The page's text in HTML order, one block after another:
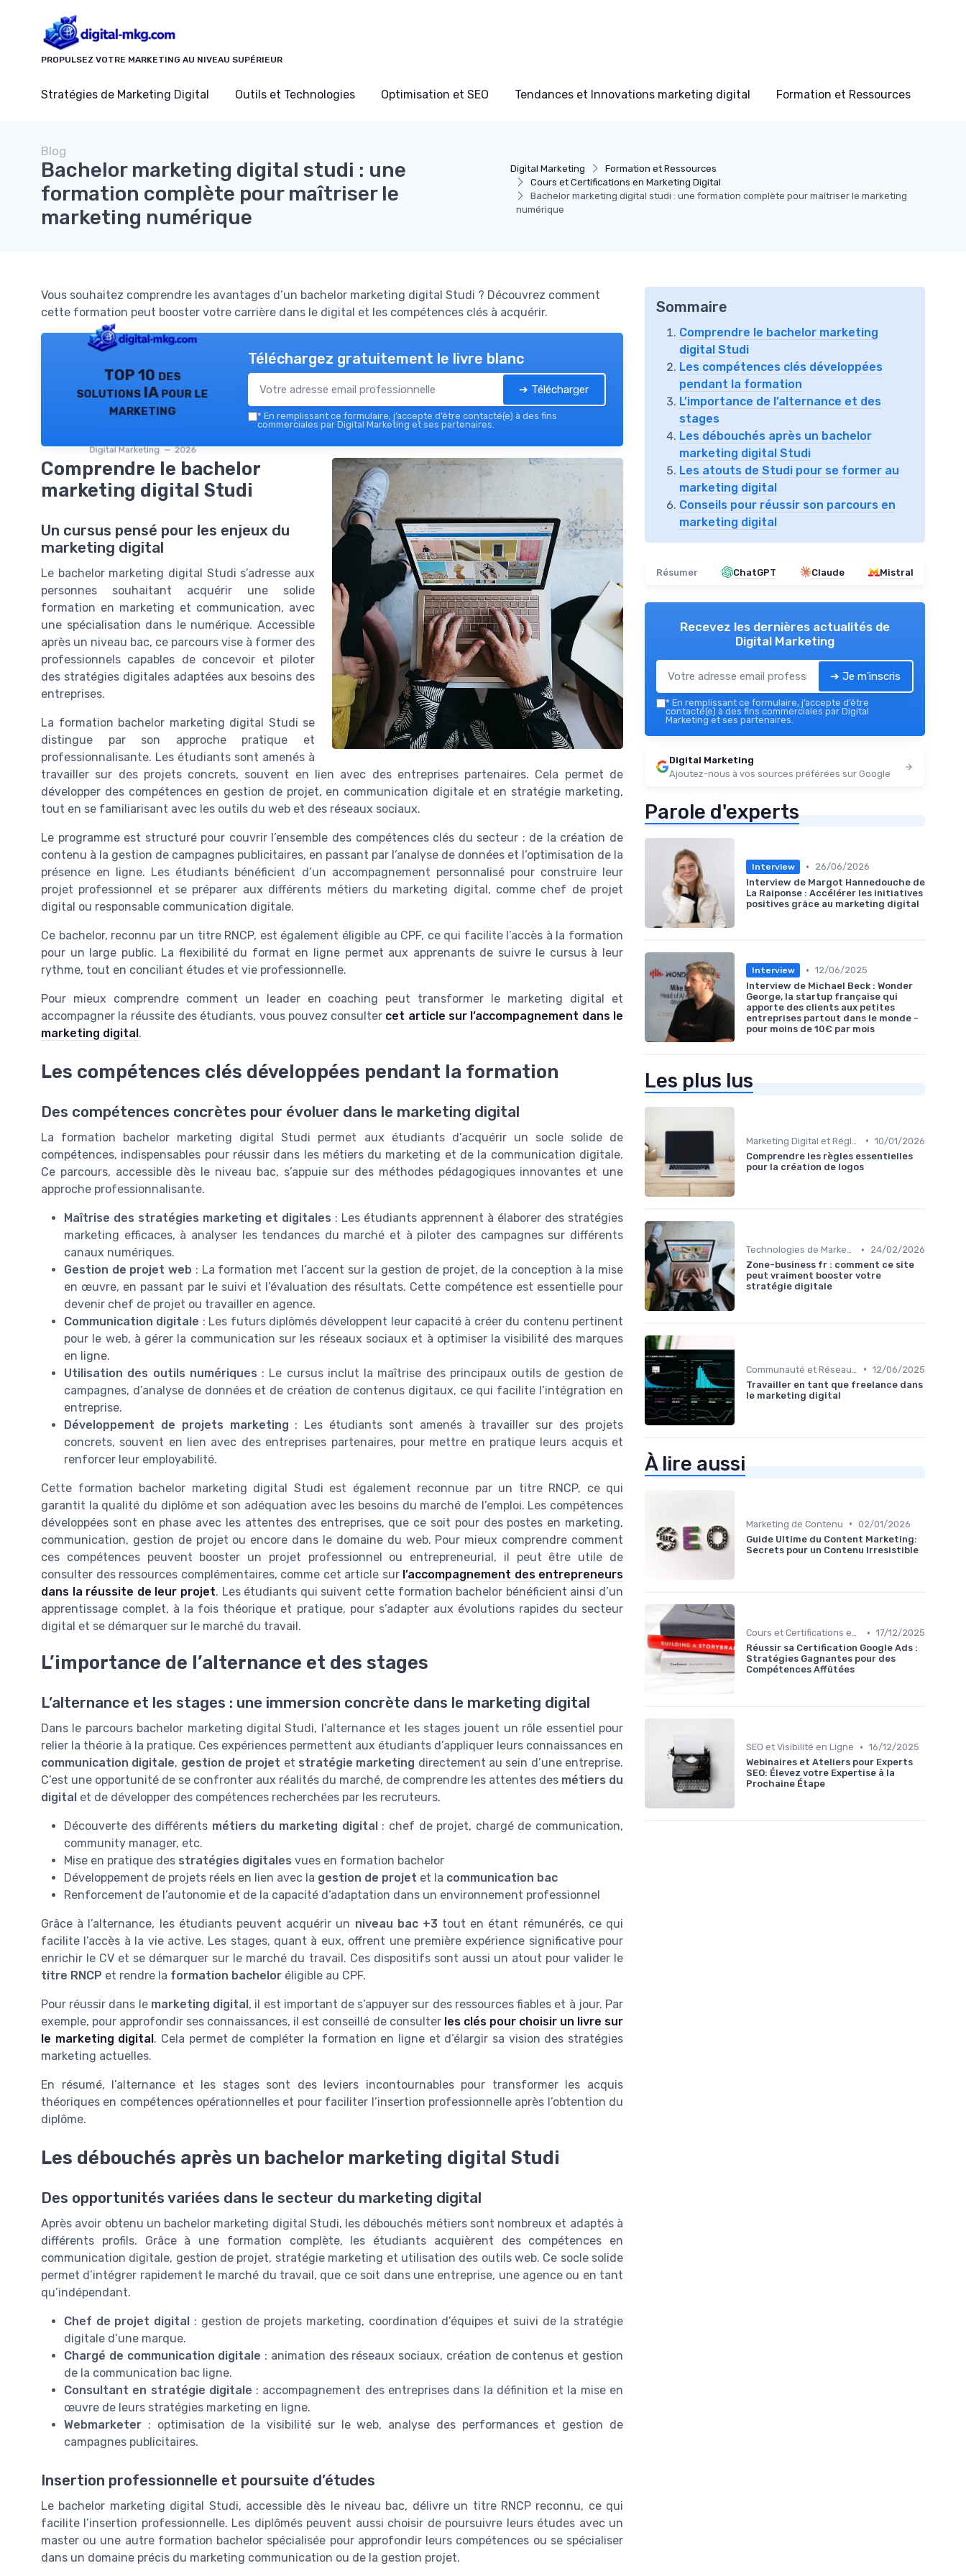
PROPULSEZ VOTRE MARKETING AU NIVEAU SUPÉRIEUR
Stratégies de Marketing Digital Outils et Technologies Optimisation et SEO Tendances et Innovations marketing digital Formation et Ressources
Digital Marketing
Formation et Ressources
Cours et Certifications en Marketing Digital
Bachelor marketing digital studi : une formation complète pour maîtriser le marketing
numérique
Blog
Bachelor marketing digital studi : une
formation complète pour maîtriser le
marketing numérique
Vous souhaitez comprendre les avantages d’un bachelor marketing digital Studi ? Découvrez comment
cette formation peut booster votre carrière dans le digital et les compétences clés à acquérir.
TOP 10 des
solutions IA pour le
marketing
Digital Marketing — 2026
Téléchargez gratuitement le livre blanc
➔ Télécharger
* En remplissant ce formulaire, j’accepte d’être contacté(e) à des fins
commerciales par Digital Marketing et ses partenaires.
Comprendre le bachelor
marketing digital Studi
Un cursus pensé pour les enjeux du
marketing digital
Le bachelor marketing digital Studi s’adresse aux
personnes souhaitant acquérir une solide
formation en marketing et communication, avec
une spécialisation dans le numérique. Accessible
après un niveau bac, ce parcours vise à former des
professionnels capables de concevoir et piloter
des stratégies digitales adaptées aux besoins des
entreprises.
La formation bachelor marketing digital Studi se
distingue par son approche pratique et
professionnalisante. Les étudiants sont amenés à
travailler sur des projets concrets, souvent en lien avec des entreprises partenaires. Cela permet de
développer des compétences en gestion de projet, en communication digitale et en stratégie marketing,
tout en se familiarisant avec les outils du web et des réseaux sociaux.
Le programme est structuré pour couvrir l’ensemble des compétences clés du secteur : de la création de
contenu à la gestion de campagnes publicitaires, en passant par l’analyse de données et l’optimisation de la
présence en ligne. Les étudiants bénéficient d’un accompagnement personnalisé pour construire leur
projet professionnel et se préparer aux différents métiers du marketing digital, comme chef de projet
digital ou responsable communication digitale.
Ce bachelor, reconnu par un titre RNCP, est également éligible au CPF, ce qui facilite l’accès à la formation
pour un large public. La flexibilité du format en ligne permet aux apprenants de suivre le cursus à leur
rythme, tout en conciliant études et vie professionnelle.
Pour mieux comprendre comment un leader en coaching peut transformer le marketing digital et
accompagner la réussite des étudiants, vous pouvez consulter cet article sur l’accompagnement dans le
marketing digital.
Les compétences clés développées pendant la formation
Des compétences concrètes pour évoluer dans le marketing digital
La formation bachelor marketing digital Studi permet aux étudiants d’acquérir un socle solide de
compétences, indispensables pour réussir dans les métiers du marketing et de la communication digitale.
Ce parcours, accessible dès le niveau bac, s’appuie sur des méthodes pédagogiques innovantes et une
approche professionnalisante.
Maîtrise des stratégies marketing et digitales : Les étudiants apprennent à élaborer des stratégies
marketing efficaces, à analyser les tendances du marché et à piloter des campagnes sur différents
canaux numériques.
Gestion de projet web : La formation met l’accent sur la gestion de projet, de la conception à la mise
en œuvre, en passant par le suivi et l’évaluation des résultats. Cette compétence est essentielle pour
devenir chef de projet ou travailler en agence.
Communication digitale : Les futurs diplômés développent leur capacité à créer du contenu pertinent
pour le web, à gérer la communication sur les réseaux sociaux et à optimiser la visibilité des marques
en ligne.
Utilisation des outils numériques : Le cursus inclut la maîtrise des principaux outils de gestion de
campagnes, d’analyse de données et de création de contenus digitaux, ce qui facilite l’intégration en
entreprise.
Développement de projets marketing : Les étudiants sont amenés à travailler sur des projets
concrets, souvent en lien avec des entreprises partenaires, pour mettre en pratique leurs acquis et
renforcer leur employabilité.
Cette formation bachelor marketing digital Studi est également reconnue par un titre RNCP, ce qui
garantit la qualité du diplôme et son adéquation avec les besoins du marché de l’emploi. Les compétences
développées sont en phase avec les attentes des entreprises, que ce soit pour des postes en marketing,
communication, gestion de projet ou encore dans le domaine du web. Pour mieux comprendre comment
ces compétences peuvent booster un projet professionnel ou entrepreneurial, il peut être utile de
consulter des ressources complémentaires, comme cet article sur l’accompagnement des entrepreneurs
dans la réussite de leur projet. Les étudiants qui suivent cette formation bachelor bénéficient ainsi d’un
apprentissage complet, à la fois théorique et pratique, pour s’adapter aux évolutions rapides du secteur
digital et se démarquer sur le marché du travail.
L’importance de l’alternance et des stages
L’alternance et les stages : une immersion concrète dans le marketing digital
Dans le parcours bachelor marketing digital Studi, l’alternance et les stages jouent un rôle essentiel pour
relier la théorie à la pratique. Ces expériences permettent aux étudiants d’appliquer leurs connaissances en
communication digitale, gestion de projet et stratégie marketing directement au sein d’une entreprise.
C’est une opportunité de se confronter aux réalités du marché, de comprendre les attentes des métiers du
digital et de développer des compétences recherchées par les recruteurs.
Découverte des différents métiers du marketing digital: chef de projet, chargé de communication,
community manager, etc.
Mise en pratique des stratégies digitales vues en formation bachelor
Développement de projets réels en lien avec la gestion de projet et la communication bac
Renforcement de l’autonomie et de la capacité d’adaptation dans un environnement professionnel
Grâce à l’alternance, les étudiants peuvent acquérir un niveau bac +3 tout en étant rémunérés, ce qui
facilite l’accès à la vie active. Les stages, quant à eux, offrent une première expérience significative pour
enrichir le CV et se démarquer sur le marché du travail. Ces dispositifs sont aussi un atout pour valider le
titre RNCP et rendre la formation bachelor éligible au CPF.
Pour réussir dans le marketing digital, il est important de s’appuyer sur des ressources fiables et à jour. Par
exemple, pour approfondir ses connaissances, il est conseillé de consulter les clés pour choisir un livre sur
le marketing digital. Cela permet de compléter la formation en ligne et d’élargir sa vision des stratégies
marketing actuelles.
En résumé, l’alternance et les stages sont des leviers incontournables pour transformer les acquis
théoriques en compétences opérationnelles et pour faciliter l’insertion professionnelle après l’obtention du
diplôme.
Les débouchés après un bachelor marketing digital Studi
Des opportunités variées dans le secteur du marketing digital
Après avoir obtenu un bachelor marketing digital Studi, les débouchés métiers sont nombreux et adaptés à
différents profils. Grâce à une formation complète, les étudiants acquièrent des compétences en
communication digitale, gestion de projet, stratégie marketing et utilisation des outils web. Ce socle solide
permet d’intégrer rapidement le marché du travail, que ce soit dans une entreprise, une agence ou en tant
qu’indépendant.
Chef de projet digital : gestion de projets marketing, coordination d’équipes et suivi de la stratégie
digitale d’une marque.
Chargé de communication digitale : animation des réseaux sociaux, création de contenus et gestion
de la communication bac ligne.
Consultant en stratégie digitale : accompagnement des entreprises dans la définition et la mise en
œuvre de leurs stratégies marketing en ligne.
Webmarketer : optimisation de la visibilité sur le web, analyse des performances et gestion de
campagnes publicitaires.
Insertion professionnelle et poursuite d’études
Le bachelor marketing digital Studi, accessible dès le niveau bac, délivre un titre RNCP reconnu, ce qui
facilite l’insertion professionnelle. Les diplômés peuvent aussi choisir de poursuivre leurs études avec un
master ou une autre formation bachelor spécialisée pour approfondir leurs compétences ou se spécialiser
dans un domaine précis du marketing communication ou de la gestion projet.
Sommaire
Comprendre le bachelor marketing
digital Studi
Les compétences clés développées
pendant la formation
L’importance de l’alternance et des
stages
Les débouchés après un bachelor
marketing digital Studi
Les atouts de Studi pour se former au
marketing digital
Conseils pour réussir son parcours en
marketing digital
Résumer ChatGPT Claude Mistral
Recevez les dernières actualités de
Digital Marketing
➔ Je m'inscris
* En remplissant ce formulaire, j’accepte d’être
contacté(e) à des fins commerciales par Digital
Marketing et ses partenaires.
Digital Marketing
Ajoutez-nous à vos sources préférées sur Google
Parole d'experts
Interview •
26/06/2026
Interview de Margot Hannedouche de
La Raiponse : Accélérer les initiatives
positives grâce au marketing digital
Interview • 12/06/2025
Interview de Michael Beck : Wonder
George, la startup française qui
apporte des clients aux petites
entreprises partout dans le monde -
pour moins de 10€ par mois
Les plus lus
• 10/01/2026
Comprendre les règles essentielles
pour la création de logos
Technologies de Marketing Digital •
24/02/2026
Zone-business fr : comment ce site
peut vraiment booster votre
stratégie digitale
• 12/06/2025
Travailler en tant que freelance dans
le marketing digital
À lire aussi
Marketing de Contenu • 02/01/2026
Guide Ultime du Content Marketing:
Secrets pour un Contenu Irresistible
Cours et Certifications en Marketing Digital • 17/12/2025
Réussir sa Certification Google Ads :
Stratégies Gagnantes pour des
Compétences Affûtées
SEO et Visibilité en Ligne • 16/12/2025
Webinaires et Ateliers pour Experts
SEO: Élevez votre Expertise à la
Prochaine Étape